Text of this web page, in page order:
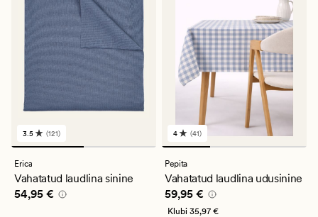
121
arvustust
keskmise
hinnanguga
3.5
3.5 (121)
Erica
Vahatatud laudlina sinine
Pris_ee 54,95 €
54,95 €
41
arvustust
keskmise
hinnanguga
4
4 (41)
Pepita
Vahatatud laudlina udusinine
Pris_ee 59,95 €
59,95 €
Klubi 35,97 €